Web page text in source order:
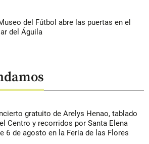
del Fútbol abre las puertas en el
del Águila
gratuito de Arelys Henao, tablado
Centro y recorridos por Santa Elena
6 de agosto en la Feria de las Flores